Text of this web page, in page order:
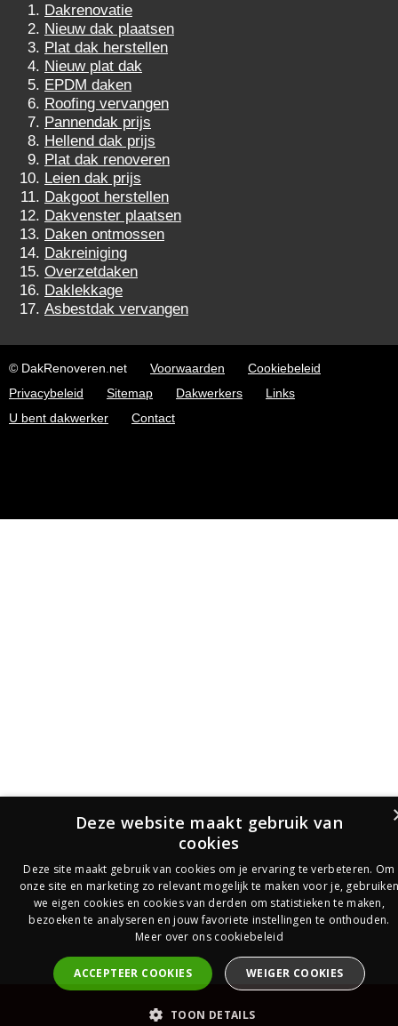
Dakrenovatie
Nieuw dak plaatsen
Plat dak herstellen
Nieuw plat dak
EPDM daken
Roofing vervangen
Pannendak prijs
Hellend dak prijs
Plat dak renoveren
Leien dak prijs
Dakgoot herstellen
Dakvenster plaatsen
Daken ontmossen
Dakreiniging
Overzetdaken
Daklekkage
Asbestdak vervangen
© DakRenoveren.net Voorwaarden
Cookiebeleid
Privacybeleid
Sitemap Dakwerkers
Links
U bent dakwerker
Contact
PrijsOfferte
Deze website maakt gebruik van
cookies
Deze site maakt gebruik van cookies om je ervaring te verbeteren. Om
onze site en marketing zo relevant mogelijk te maken voor je,
we eigen cookies en cookies van derden om statistieken te maken,
bezoeken te analyseren en jouw favoriete instellingen te onthouden.
Meer over ons cookiebeleid
ACCEPTEER COOKIES WEIGER COOKIES
TOON DETAILS